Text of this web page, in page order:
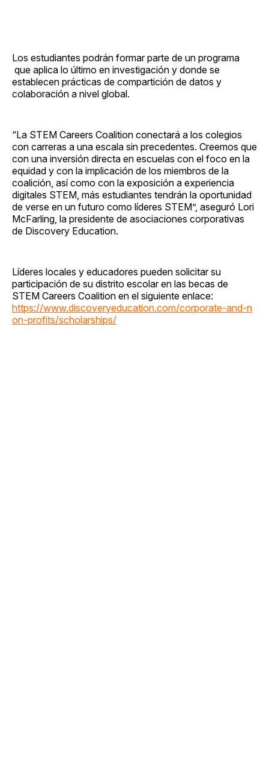
Los estudiantes podrán formar parte de un programa
que aplica lo último en investigación y donde se
establecen prácticas de compartición de datos y
colaboración a nivel global.
“La STEM Careers Coalition conectará a los colegios
con carreras a una escala sin precedentes. Creemos que
con una inversión directa en escuelas con el foco en la
equidad y con la implicación de los miembros de la
coalición, así como con la exposición a experiencia
digitales STEM, más estudiantes tendrán la oportunidad
de verse en un futuro como líderes STEM”, aseguró Lori
McFarling, la presidente de asociaciones corporativas
de Discovery Education.
Líderes locales y educadores pueden solicitar su
participación de su distrito escolar en las becas de
STEM Careers Coalition en el siguiente enlace:
https://www.discoveryeducation.com/corporate-and-n
on-profits/scholarships/